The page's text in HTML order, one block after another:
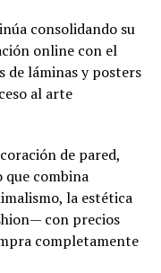
consolidando su
online con el
de láminas y posters
al arte
de pared,
combina
la estética
con precios
completamente